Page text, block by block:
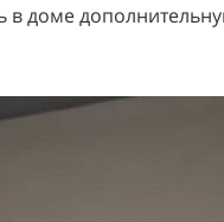
в доме